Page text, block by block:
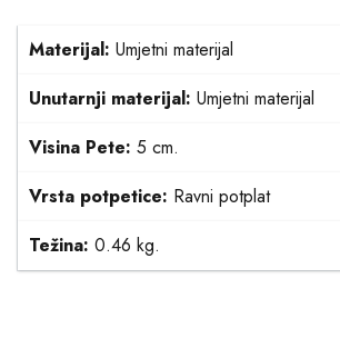
Materijal: Umjetni materijal
Unutarnji materijal: Umjetni materijal
Visina Pete: 5 cm.
Vrsta potpetice: Ravni potplat
Težina: 0.46 kg.